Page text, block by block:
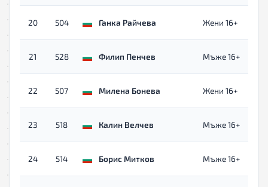
20 504 Ганка Райчева Жени 16+
21 528 Филип Пенчев Мъже 16+
22 507 Милена Бонева Жени 16+
23 518 Калин Велчев Мъже 16+
24 514 Борис Митков Мъже 16+